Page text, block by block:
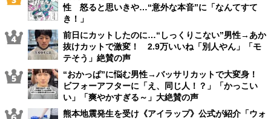
性 怒ると思いきや…“意外な本音”に「なんてすて
き！」
前日にカットしたのに…“しっくりこない”男性→あか
抜けカットで激変！ 2.9万いいね「別人やん」「モ
テそう」絶賛の声
“おかっぱ”に悩む男性→バッサリカットで大変身！
ビフォーアフターに「え、同じ人！？」「かっこい
い」「爽やかすぎる～」大絶賛の声
熊本地震発生を受け《アイラップ》公式が紹介「ウォ